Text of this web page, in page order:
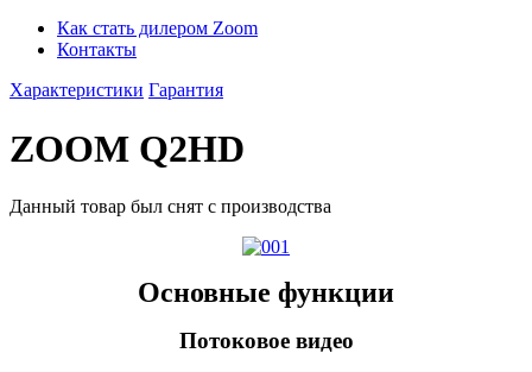
Как стать дилером Zoom
Контакты
Характеристики Гарантия
ZOOM Q2HD
Данный товар был снят с производства
Основные функции
Потоковое видео